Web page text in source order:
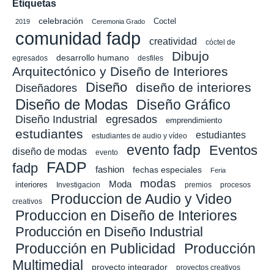
Etiquetas
2019 celebración Ceremonia Grado Coctel
comunidad fadp creatividad
cóctel de
egresados
desarrollo humano desfiles
Dibujo
Arquitectónico y Diseño de Interiores
Diseñadores Diseño diseño de interiores
Diseño de Modas Diseño Gráfico
Diseño Industrial egresados emprendimiento
estudiantes estudiantes de audio y vídeo
estudiantes
diseño de modas
evento evento fadp
Eventos
fadp
FADP fashion fechas especiales Feria
interiores Investigacion Moda modas premios procesos
creativos Produccion de Audio y Video
Produccion en Diseño de Interiores
Producción en Diseño Industrial
Producción en Publicidad
Producción
Multimedial
proyecto integrador proyectos creativos